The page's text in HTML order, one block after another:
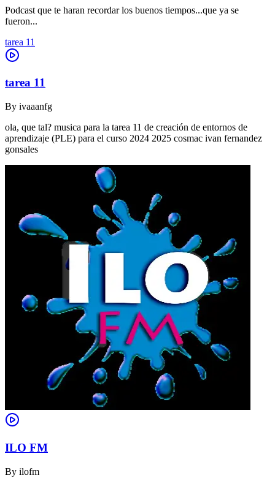
Podcast que te haran recordar los buenos tiempos...que ya se
fueron...
tarea 11
tarea 11
By ivaaanfg
ola, que tal? musica para la tarea 11 de creación de entornos de
aprendizaje (PLE) para el curso 2024 2025 cosmac ivan fernandez
gonsales
ILO FM
By ilofm